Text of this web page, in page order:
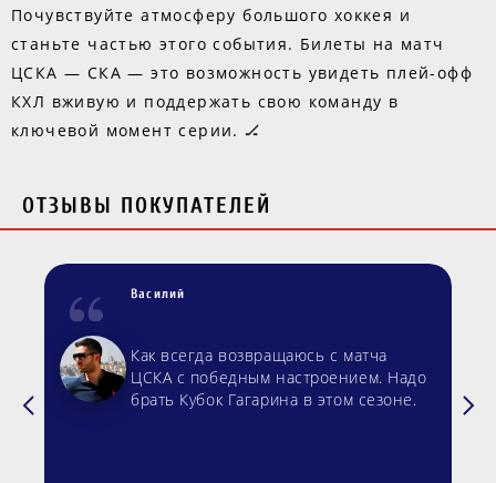
Почувствуйте атмосферу большого хоккея и
станьте частью этого события. Билеты на матч
ЦСКА — СКА — это возможность увидеть плей-офф
КХЛ вживую и поддержать свою команду в
ключевой момент серии. 🏒
ОТЗЫВЫ ПОКУПАТЕЛЕЙ
Василий
Как всегда возвращаюсь с матча
ЦСКА с победным настроением. Надо
брать Кубок Гагарина в этом сезоне.